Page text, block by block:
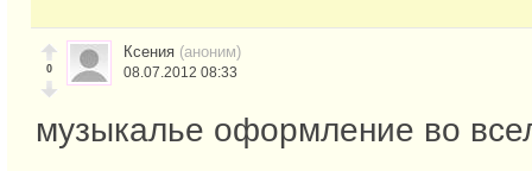
0
Ксения (аноним)
08.07.2012 08:33
музыкалье оформление во